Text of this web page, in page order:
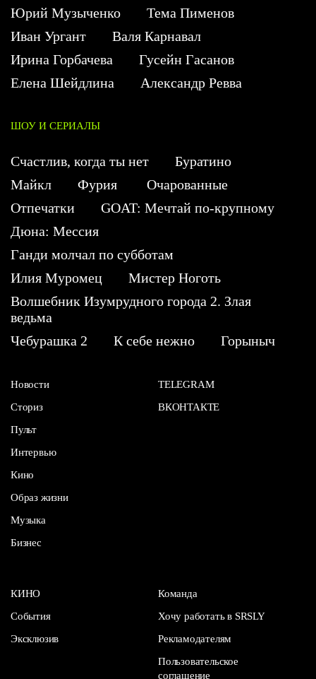
Юрий Музыченко
Тема Пименов
Иван Ургант
Валя Карнавал
Ирина Горбачева
Гусейн Гасанов
Елена Шейдлина
Александр Ревва
ШОУ И СЕРИАЛЫ
Счастлив, когда ты нет
Буратино
Майкл
Фурия
Очарованные
Отпечатки
GOAT: Мечтай по-крупному
Дюна: Мессия
Ганди молчал по субботам
Илия Муромец
Мистер Ноготь
Волшебник Изумрудного города 2. Злая
ведьма
Чебурашка 2
К себе нежно Горыныч
Новости
Сториз
Пульт
Интервью
Кино
Образ жизни
Музыка
Бизнес
TELEGRAM
ВКОНТАКТЕ
КИНО
События
Эксклюзив
Команда
Хочу работать в SRSLY
Рекламодателям
Пользовательское
соглашение